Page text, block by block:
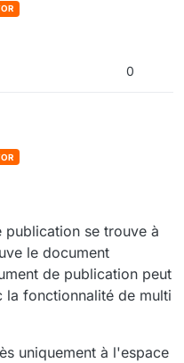
0
un bel été !
d'une publication sur
mais pas au document
où l'utilisateur n'a pas les
la possibilité de republier
fonctionne jusqu'à la fin,
la publication : rien ne
un espace où elle n'a pas
de précisions,
publication se trouve à
le document
de publication peut
la fonctionnalité de multi
uniquement à l'espace